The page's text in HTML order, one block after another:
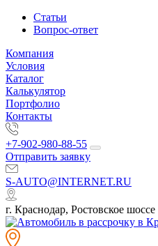
Статьи
Вопрос-ответ
Компания
Условия
Каталог
Калькулятор
Портфолио
Контакты
+7-902-980-88-55
Отправить заявку
S-AUTO@INTERNET.RU
г. Краснодар, Ростовское